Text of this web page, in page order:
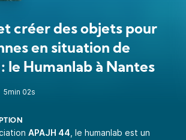
créer des objets pour
en situation de
le Humanlab à Nantes
5min 02s
APAJH 44 , le humanlab est un